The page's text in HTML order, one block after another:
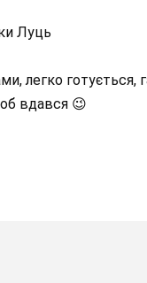
Луць
легко готується,
вдався 😉